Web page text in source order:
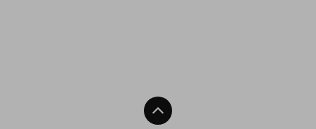
Нагоре